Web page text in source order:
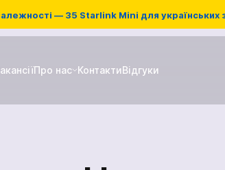
— 35 Starlink Mini для українських
Про нас КонтактиВідгуки